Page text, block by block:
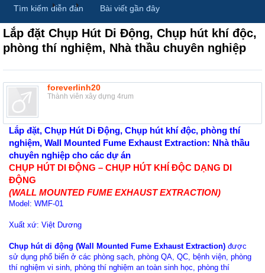
Diễn đàn ... Nội thất & Ngoại thất
Lắp đặt Chụp Hút Di Động, Chụp hút khí độc,
phòng thí nghiệm, Nhà thầu chuyên nghiệp
foreverlinh20
Thành viên xây dựng 4rum
Lắp đặt, Chụp Hút Di Động, Chụp hút khí độc, phòng thí
nghiệm, Wall Mounted Fume Exhaust Extraction: Nhà thầu
chuyên nghiệp cho các dự án
CHỤP HÚT DI ĐỘNG – CHỤP HÚT KHÍ ĐỘC DẠNG DI
ĐỘNG
(WALL MOUNTED FUME EXHAUST EXTRACTION)
Model: WMF-01
Xuất xứ: Việt Dương
Chụp hút di động (Wall Mounted Fume Exhaust Extraction) được
sử dụng phổ biến ở các phòng sạch, phòng QA, QC, bệnh viện, phòng
thí nghiệm vi sinh, phòng thí nghiệm an toàn sinh học, phòng thí
Tìm kiếm diễn đàn Bài viết gần đây